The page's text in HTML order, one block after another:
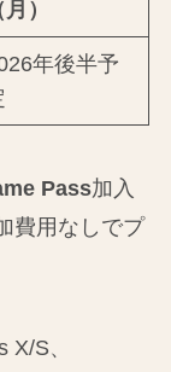
月）
年後半予
Pass加入
費用なしでプ
S、